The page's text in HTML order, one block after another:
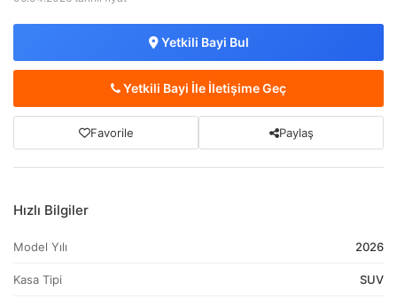
Yetkili Bayi Bul
Yetkili Bayi İle İletişime Geç
Favorile Paylaş
Hızlı Bilgiler
Model Yılı 2026
Kasa Tipi SUV